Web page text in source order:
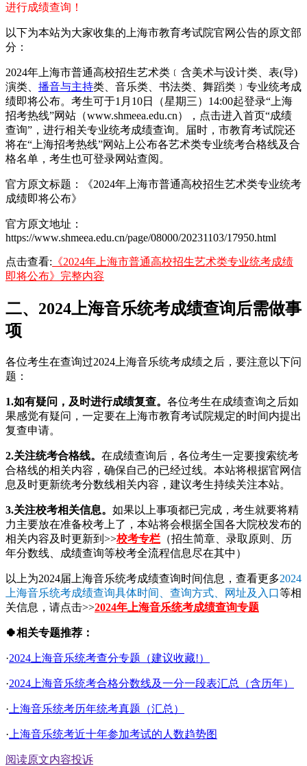
进行成绩查询！
以下为本站为大家收集的上海市教育考试院官网公告的原文部
分：
2024年上海市普通高校招生艺术类﹝含美术与设计类、表(导)
演类、 播音与主持类、音乐类、书法类、舞蹈类﹞专业统考成
绩即将公布。考生可于1月10日（星期三）14:00起登录“上海
招考热线”网站（www.shmeea.edu.cn），点击进入首页“成绩
查询”，进行相关专业统考成绩查询。届时，市教育考试院还
将在“上海招考热线”网站上公布各艺术类专业统考合格线及合
格名单，考生也可登录网站查阅。
官方原文标题：《2024年上海市普通高校招生艺术类专业统考
成绩即将公布》
官方原文地址：
https://www.shmeea.edu.cn/page/08000/20231103/17950.html
点击查看: 《2024年上海市普通高校招生艺术类专业统考成绩
即将公布》完整内容
二、2024上海音乐统考成绩查询后需做事
项
各位考生在查询过2024上海音乐统考成绩之后，要注意以下问
题：
1.如有疑问，及时进行成绩复查。 各位考生在成绩查询之后如
果感觉有疑问，一定要在上海市教育考试院规定的时间内提出
复查申请。
2.关注统考合格线。 在成绩查询后，各位考生一定要搜索统考
合格线的相关内容，确保自己的已经过线。本站将根据官网信
息及时更新统考分数线相关内容，建议考生持续关注本站。
3.关注校考相关信息。 如果以上事项都已完成，考生就要将精
力主要放在准备校考上了，本站将会根据全国各大院校发布的
相关内容及时更新到>>校考专栏 （招生简章、录取原则、历
年分数线、成绩查询等校考全流程信息尽在其中）
以上为2024届上海音乐统考成绩查询时间信息，查看更多2024
上海音乐统考成绩查询具体时间、查询方式、网址及入口等相
关信息，请点击>>2024年上海音乐统考成绩查询专题
🍀相关专题推荐：
·2024上海音乐统考查分专题（建议收藏!）
·2024上海音乐统考合格分数线及一分一段表汇总（含历年）
· 上海音乐统考历年统考真题（汇总）
· 上海音乐统考近十年参加考试的人数趋势图
阅读原文内容投诉